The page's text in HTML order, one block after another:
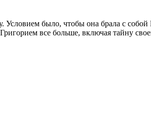
было, чтобы она брала с собой
все больше, включая тайну